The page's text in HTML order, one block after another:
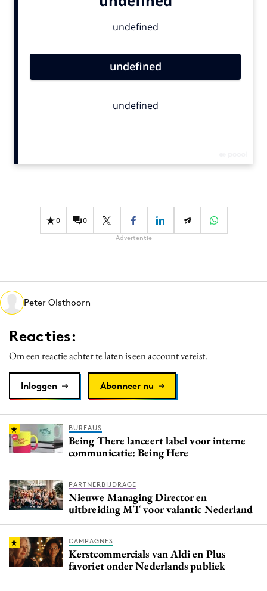
Gedragsverandering
Influencer marketing
Media
Merkstrategie
PR
Programmatic
Purpose Marketing
0 0
Advertentie
Peter Olsthoorn
Reacties:
Om een reactie achter te laten is een account vereist.
Inloggen Abonneer nu
BUREAUS
Being There lanceert label voor interne
communicatie: Being Here
PARTNERBIJDRAGE
Nieuwe Managing Director en
uitbreiding MT voor valantic Nederland
CAMPAGNES
Kerstcommercials van Aldi en Plus
favoriet onder Nederlands publiek